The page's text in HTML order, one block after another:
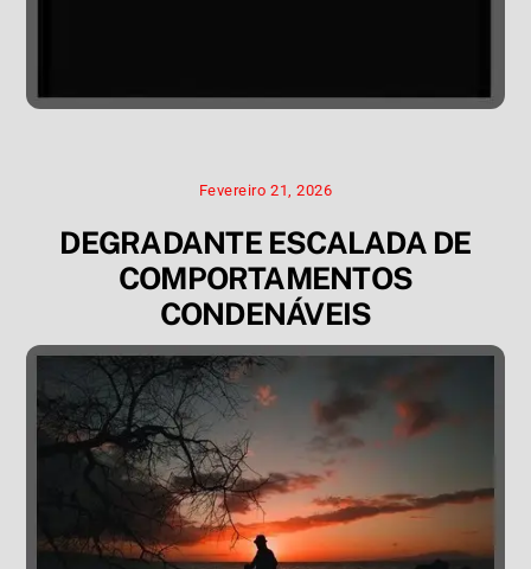
Fevereiro 21, 2026
DEGRADANTE ESCALADA DE
COMPORTAMENTOS
CONDENÁVEIS